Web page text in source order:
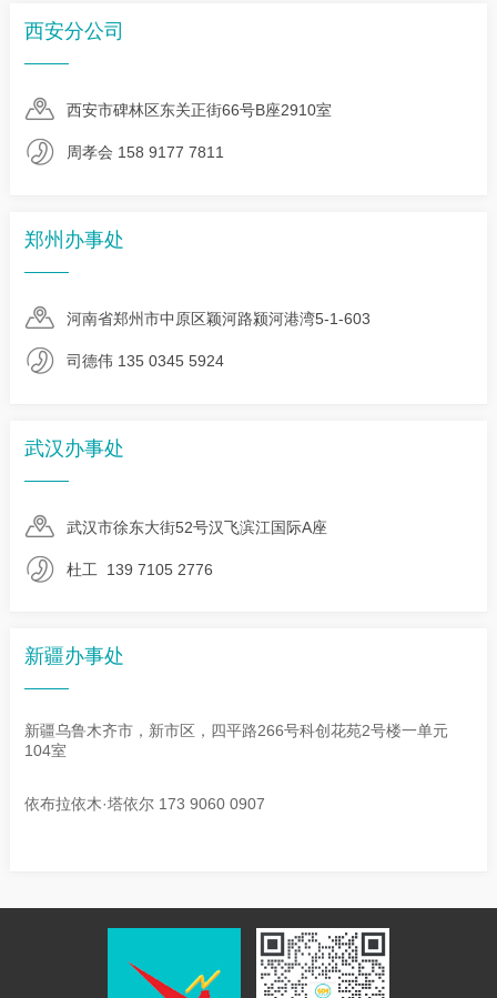
西安分公司
西安市碑林区东关正街66号B座2910室
周孝会 158 9177 7811
郑州办事处
河南省郑州市中原区颖河路颍河港湾5-1-603
司德伟 135 0345 5924
武汉办事处
武汉市徐东大街52号汉飞滨江国际A座
杜工 139 7105 2776
新疆办事处
新疆乌鲁木齐市，新市区，四平路266号科创花苑2号楼一单元
104室
依布拉依木·塔依尔 173 9060 0907